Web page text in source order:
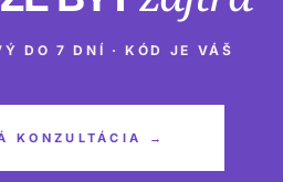
DO 7 DNÍ · KÓD JE VÁŠ
KONZULTÁCIA →